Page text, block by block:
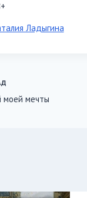
Ладыгина
моей мечты